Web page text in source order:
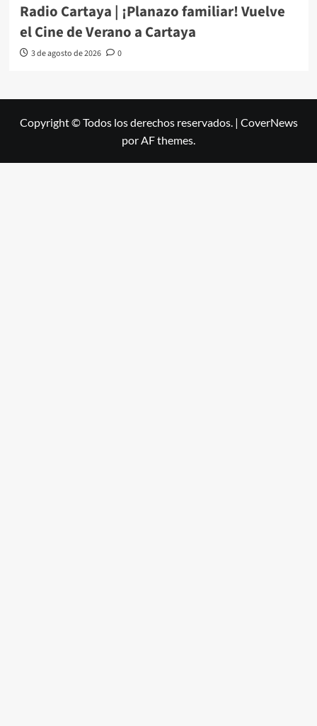
Radio Cartaya | ¡Planazo familiar! Vuelve
el Cine de Verano a Cartaya
3 de agosto de 2026 0
Copyright © Todos los derechos reservados. | CoverNews
por AF themes.